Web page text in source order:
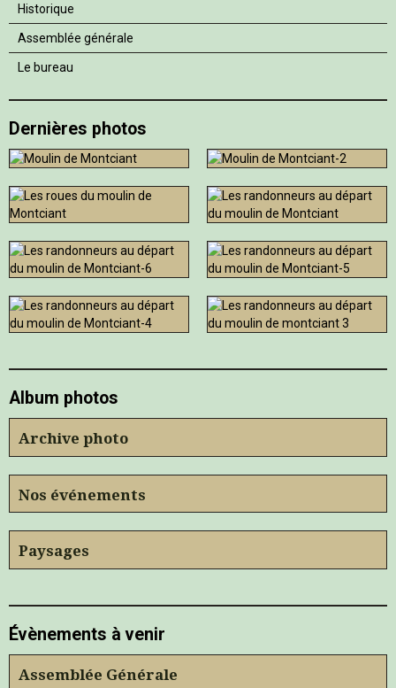
Historique
Assemblée générale
Le bureau
Dernières photos
Album photos
Archive photo
Nos événements
Paysages
Évènements à venir
Assemblée Générale